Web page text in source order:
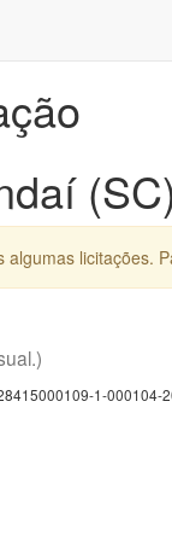
algumas licitações.
1-000104-